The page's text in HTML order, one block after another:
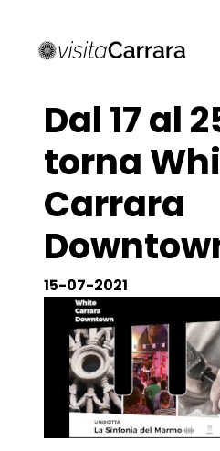
Dal 17 al
torna
Carrara
15-07-2021